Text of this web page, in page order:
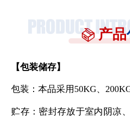
产品
【包装储存】
包装：本品采用 50KG、
贮存：密封存放于室内阴凉